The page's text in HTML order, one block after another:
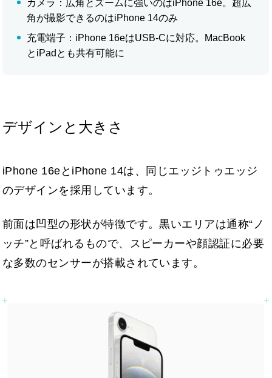
カメラ：広角とズームに強いのはiPhone 16e。超広
角が撮影できるのはiPhone 14のみ
充電端子：iPhone 16eはUSB-Cに対応。MacBook
とiPadとも共有可能に
デザインと大きさ
iPhone 16eとiPhone 14は、同じエッジトゥエッジ
のデザインを採用しています。
前面は凹型の形状が特徴です。黒いエリアは通称“ノ
ッチ”と呼ばれるもので、スピーカーや顔認証に必要
な多数のセンサーが搭載されています。